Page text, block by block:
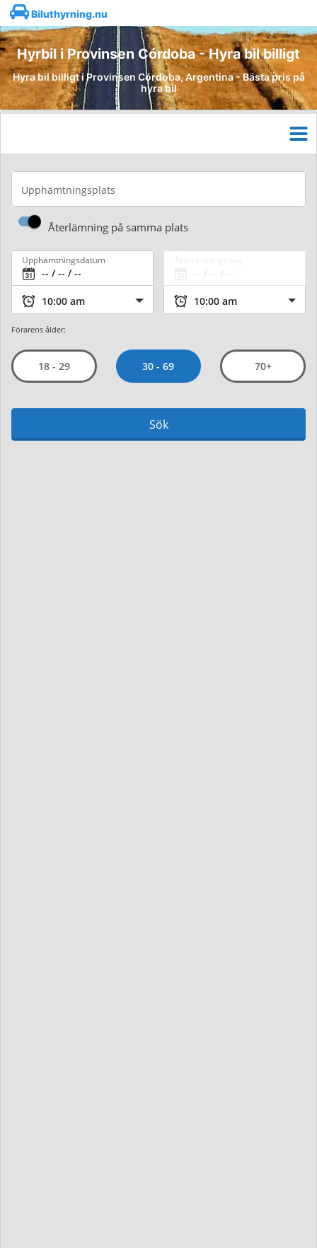
Biluthyrning.nu
Hyrbil i Provinsen Córdoba - Hyra bil billigt
Hyra bil billigt i Provinsen Córdoba, Argentina - Bästa pris på
hyra bil
Upphämtningsplats
Återlämning på samma plats
Upphämtningsdatum
Förarens ålder:
18 - 29 30 - 69 70+
Sök